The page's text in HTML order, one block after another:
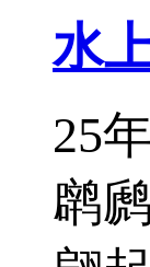
水
25
䴙